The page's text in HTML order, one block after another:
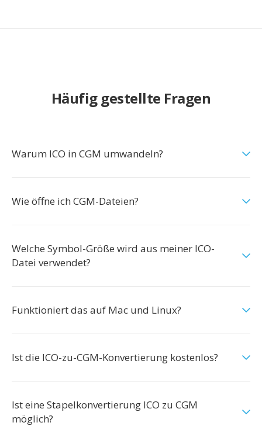
Häufig gestellte Fragen
Warum ICO in CGM umwandeln?
Wie öffne ich CGM-Dateien?
Welche Symbol-Größe wird aus meiner ICO-
Datei verwendet?
Funktioniert das auf Mac und Linux?
Ist die ICO-zu-CGM-Konvertierung kostenlos?
Ist eine Stapelkonvertierung ICO zu CGM
möglich?